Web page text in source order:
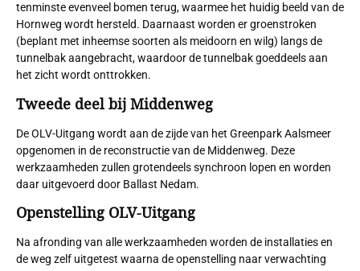
tenminste evenveel bomen terug, waarmee het huidig beeld van de
Hornweg wordt hersteld. Daarnaast worden er groenstroken
(beplant met inheemse soorten als meidoorn en wilg) langs de
tunnelbak aangebracht, waardoor de tunnelbak goeddeels aan
het zicht wordt onttrokken.
Tweede deel bij Middenweg
De OLV-Uitgang wordt aan de zijde van het Greenpark Aalsmeer
opgenomen in de reconstructie van de Middenweg. Deze
werkzaamheden zullen grotendeels synchroon lopen en worden
daar uitgevoerd door Ballast Nedam.
Openstelling OLV-Uitgang
Na afronding van alle werkzaamheden worden de installaties en
de weg zelf uitgetest waarna de openstelling naar verwachting